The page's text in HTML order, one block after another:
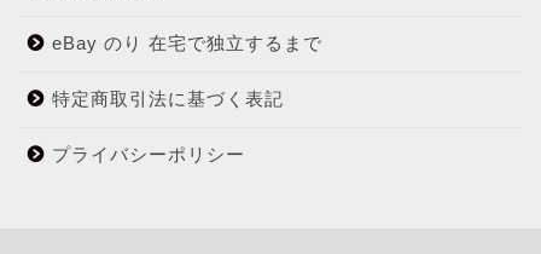
eBay のり 在宅で独立するまで
特定商取引法に基づく表記
プライバシーポリシー